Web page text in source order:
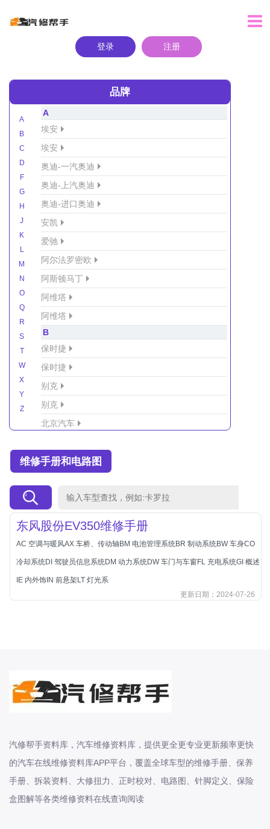
登录 注册
品牌
A
B
C
D
F
G
H
J
K
L
M
N
O
Q
R
S
T
W
X
Y
Z
A
埃安
埃安
奥迪-一汽奥迪
奥迪-上汽奥迪
奥迪-进口奥迪
安凯
爱驰
阿尔法罗密欧
阿斯顿马丁
阿维塔
阿维塔
B
保时捷
保时捷
别克
别克
北京汽车
北京越野车
北汽制造
宝马
宝骏
宾利
本田
本田-东风本田
本田-广州本田
维修手册和电路图
东风股份EV350维修手册
AC 空调与暖风AX 车桥、传动轴BM 电池管理系统BR 制动系统BW 车身CO
冷却系统DI 驾驶员信息系统DM 动力系统DW 车门与车窗FL 充电系统GI 概述
IE 内外饰IN 前悬架LT 灯光系
更新日期：2024-07-26
汽修帮手资料库，汽车维修资料库，提供更全更专业更新频率更快
的汽车在线维修资料库APP平台，覆盖全球车型的维修手册、保养
手册、拆装资料、大修扭力、正时校对、电路图、针脚定义、保险
盒图解等各类维修资料在线查询阅读